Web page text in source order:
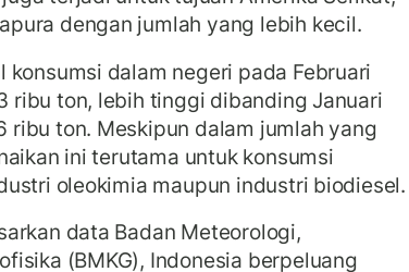
dengan jumlah yang lebih kecil.
konsumsi dalam negeri pada Februari
ribu ton, lebih tinggi dibanding Januari
ribu ton. Meskipun dalam jumlah yang
ini terutama untuk konsumsi
oleokimia maupun industri biodiesel.
data Badan Meteorologi,
(BMKG), Indonesia berpeluang